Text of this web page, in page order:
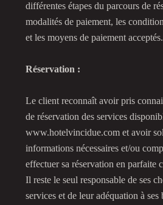
différentes étapes du parcours de
modalités de paiement, les
et les moyens de paiement acceptés.
Réservation :
Le client reconnaît avoir pris
de réservation des services
www.hotelvincidue.com et avoir
informations nécessaires et/ou
effectuer sa réservation en parfaite
Il reste le seul responsable de ses
services et de leur adéquation à ses